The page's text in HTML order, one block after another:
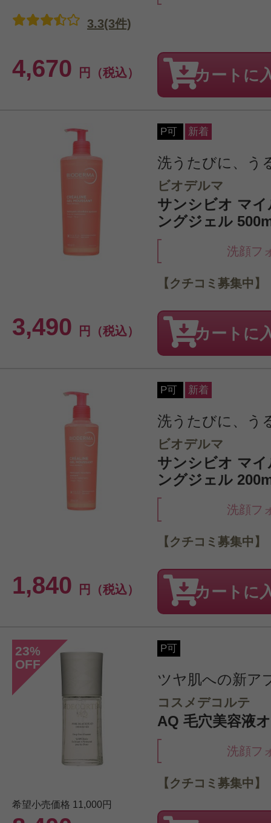
4,670 円（税込）
3.3(3件)
カートに
P可 新着
洗うたびに、う
ビオデルマ
サンシビオ マ
ングジェル
洗顔フ
3,490 円（税込）
【クチコミ募集中】
カートに
P可 新着
洗うたびに、う
ビオデルマ
サンシビオ マ
ングジェル
洗顔フ
1,840 円（税込）
【クチコミ募集中】
カートに
23%
OFF
P可
ツヤ肌への新ア
コスメデコルテ
AQ 毛穴美容液
洗顔フ
希望小売価格 11,000円
【クチコミ募集中】